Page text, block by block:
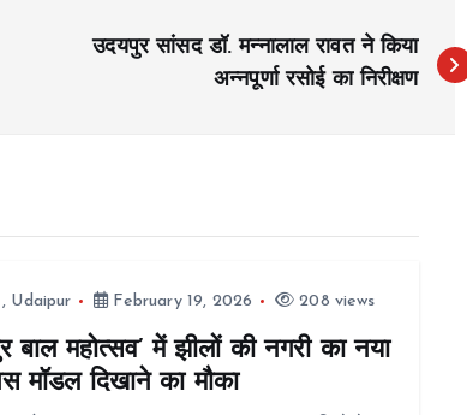
उदयपुर सांसद डॉ. मन्नालाल रावत ने किया
अन्नपूर्णा रसोई का निरीक्षण
Udaipur February 19, 2026 208 views
बाल महोत्सव’ में झीलों की नगरी का नया
मॉडल दिखाने का मौका